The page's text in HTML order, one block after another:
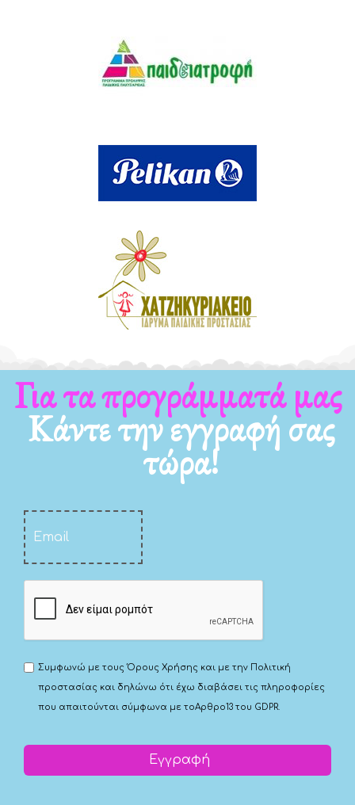
Για τα νέα μας
Κάντε την εγγραφή σας
τώρα!
Συμφωνώ με τουςΌρους Χρήσης και με την Πολιτική
προστασίας και δηλώνω ότι έχω διαβάσει τις πληροφορίες
που απαιτούνται σύμφωνα με τοΑρθρο13 του GDPR.
Εγγραφή